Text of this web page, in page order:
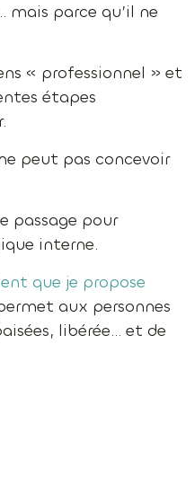
mais parce qu’il ne
« professionnel » et
étapes
peut pas concevoir
passage pour
interne.
que je propose
aux personnes
libérée… et de